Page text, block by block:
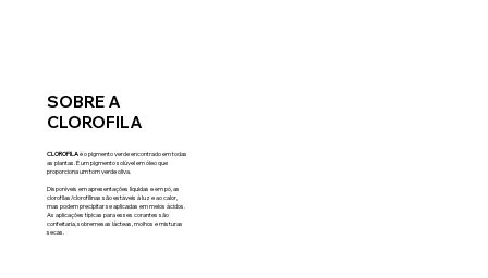
CLOROFILAé o pigmento verde encontrado em todas
as plantas. É um pigmento solúvel em óleo que
proporciona um tom verde oliva.
Disponíveis em apresentações líquidas e em pó, as
clorofilas/clorofilinas são estáveis à luz e ao calor,
mas podem precipitar se aplicadas em meios ácidos.
As aplicações típicas para esses corantes são
confeitaria, sobremesas lácteas, molhos e misturas
secas.
SOBRE A
CLOROFILA